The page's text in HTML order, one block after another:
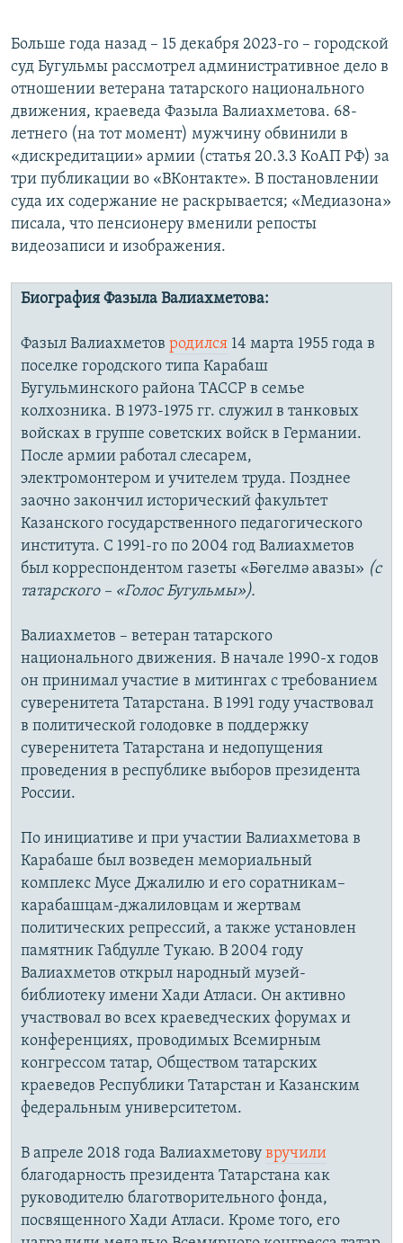
Больше года назад – 15 декабря 2023-го – городской
суд Бугульмы рассмотрел административное дело в
отношении ветерана татарского национального
движения, краеведа Фазыла Валиахметова. 68-
летнего (на тот момент) мужчину обвинили в
«дискредитации» армии (статья 20.3.3 КоАП РФ) за
три публикации во «ВКонтакте». В постановлении
суда их содержание не раскрывается; «Медиазона»
писала, что пенсионеру вменили репосты
видеозаписи и изображения.
Биография Фазыла Валиахметова:
Фазыл Валиахметов родился 14 марта 1955 года в
поселке городского типа Карабаш
Бугульминского района ТАССР в семье
колхозника. В 1973-1975 гг. служил в танковых
войсках в группе советских войск в Германии.
После армии работал слесарем,
электромонтером и учителем труда. Позднее
заочно закончил исторический факультет
Казанского государственного педагогического
института. С 1991-го по 2004 год Валиахметов
был корреспондентом газеты «Бөгелмә авазы» (с
татарского – «Голос Бугульмы»).
Валиахметов – ветеран татарского
национального движения. В начале 1990-х годов
он принимал участие в митингах с требованием
суверенитета Татарстана. В 1991 году участвовал
в политической голодовке в поддержку
суверенитета Татарстана и недопущения
проведения в республике выборов президента
России.
По инициативе и при участии Валиахметова в
Карабаше был возведен мемориальный
комплекс Мусе Джалилю и его соратникам–
карабашцам-джалиловцам и жертвам
политических репрессий, а также установлен
памятник Габдулле Тукаю. В 2004 году
Валиахметов открыл народный музей-
библиотеку имени Хади Атласи. Он активно
участвовал во всех краеведческих форумах и
конференциях, проводимых Всемирным
конгрессом татар, Обществом татарских
краеведов Республики Татарстан и Казанским
федеральным университетом.
В апреле 2018 года Валиахметову вручили
благодарность президента Татарстана как
руководителю благотворительного фонда,
посвященного Хади Атласи. Кроме того, его